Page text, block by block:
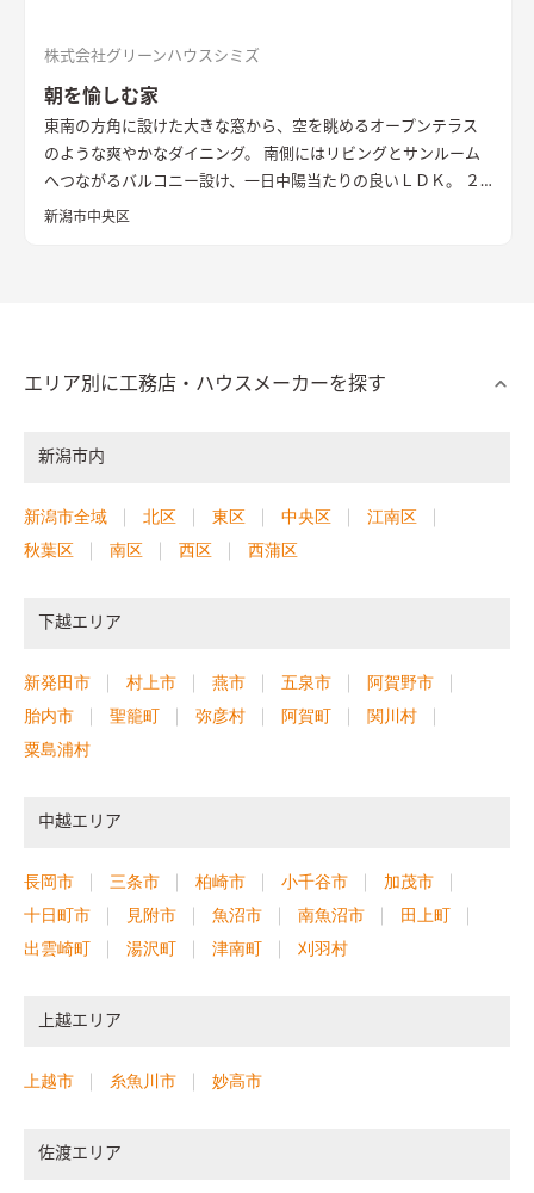
株式会社グリーンハウスシミズ
朝を愉しむ家
東南の方角に設けた大きな窓から、空を眺めるオープンテラス
のような爽やかなダイニング。 南側にはリビングとサンルーム
へつながるバルコニー設け、一日中陽当たりの良いＬＤＫ。 ２
階に水廻りを集約することで、家事動線もスムーズなお住まいで
新潟市中央区
エリア別に工務店・ハウスメーカーを探す
新潟市内
新潟市全域 北区 東区 中央区
江南区
秋葉区
南区 西区 西蒲区
下越エリア
新発田市 村上市 燕市 五泉市
阿賀野市
胎内市
聖籠町 弥彦村 阿賀町
関川村
粟島浦村
中越エリア
長岡市 三条市 柏崎市 小千谷市
加茂市
十日町市
見附市 魚沼市 南魚沼市
田上町
出雲崎町
湯沢町 津南町 刈羽村
上越エリア
上越市 糸魚川市 妙高市
佐渡エリア